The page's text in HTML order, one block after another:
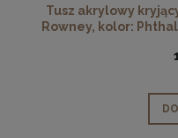
Tusz akrylowy
Rowney, kolor: